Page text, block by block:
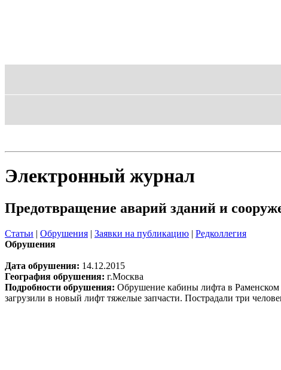
Электронный журнал
Предотвращение аварий зданий и
Статьи | Обрушения | Заявки на публикацию | Редколлегия
Обрушения
Дата обрушения: 14.12.2015
География обрушения: г.Москва
Подробности обрушения: Обрушение кабины лифта в Раменском
загрузили в новый лифт тяжелые запчасти. Пострадали три